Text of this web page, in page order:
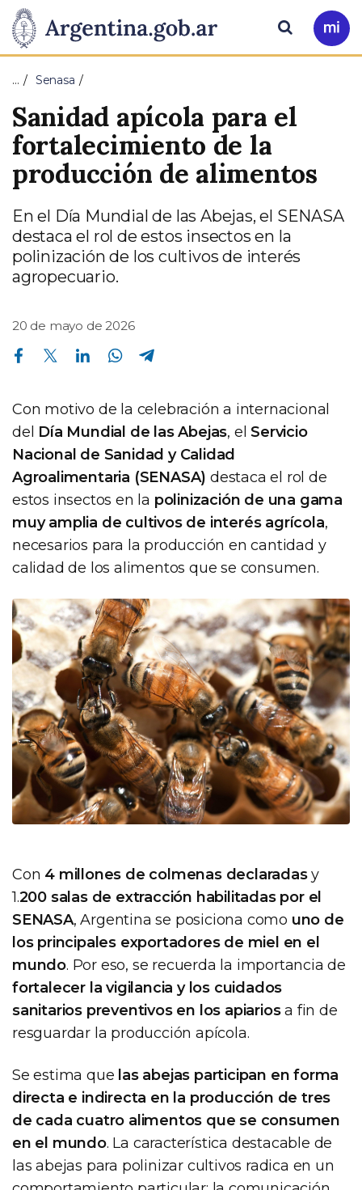
Presidencia
de
la
Nación
Pasar al contenido principal
Ir
a
Buscar
… Senasa
Sanidad apícola para el
fortalecimiento de la
producción de alimentos
En el Día Mundial de las Abejas, el SENASA
destaca el rol de estos insectos en la
polinización de los cultivos de interés
agropecuario.
20 de mayo de 2026
Compartir en Facebook Compartir en Twitter Compartir en Linkedin Compartir en Whatsapp
Con motivo de la celebración a internacional
del Día Mundial de las Abejas, elServicio
Nacional de Sanidad y Calidad
Agroalimentaria (SENASA) destaca el rol de
estos insectos en la polinización de una gama
muy amplia de cultivos de interés agrícola,
necesarios para la producción en cantidad y
calidad de los alimentos que se consumen.
Con 4 millones de colmenas declaradasy
1.200 salas de extracción habilitadas por el
SENASA, Argentina se posiciona como uno de
los principales exportadores de miel en el
mundo. Por eso, se recuerda la importancia de
fortalecer la vigilancia y los cuidados
sanitarios preventivos en los apiariosa fin de
resguardar la producción apícola.
Se estima que las abejas participan en forma
directa e indirecta en la producción de tres
de cada cuatro alimentos que se consumen
en el mundo. La característica destacable de
las abejas para polinizar cultivos radica en un